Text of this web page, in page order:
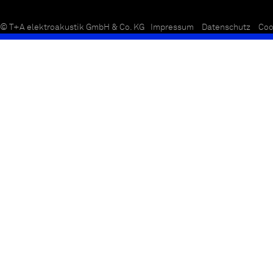
© T+A elektroakustik GmbH & Co. KG Impressum Datenschutz